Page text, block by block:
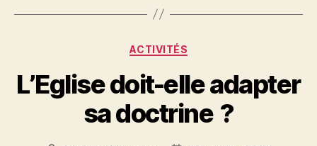
Catégories
ACTIVITÉS
L’Eglise doit-elle adapter
sa doctrine ?